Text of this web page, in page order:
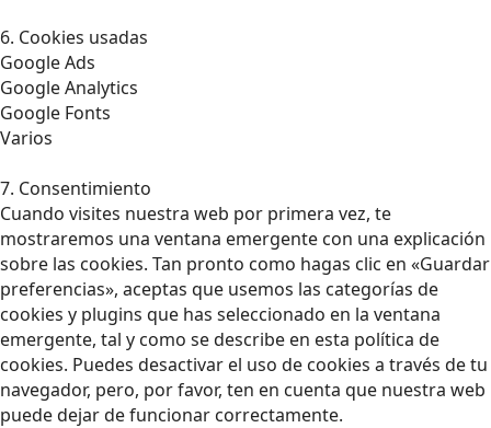
6. Cookies usadas
Google Ads
Google Analytics
Google Fonts
Varios
7. Consentimiento
Cuando visites nuestra web por primera vez, te
mostraremos una ventana emergente con una explicación
sobre las cookies. Tan pronto como hagas clic en «Guardar
preferencias», aceptas que usemos las categorías de
cookies y plugins que has seleccionado en la ventana
emergente, tal y como se describe en esta política de
cookies. Puedes desactivar el uso de cookies a través de tu
navegador, pero, por favor, ten en cuenta que nuestra web
puede dejar de funcionar correctamente.